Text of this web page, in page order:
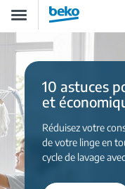
contenu
principal
Toggle
navigation
10 astuces
et
Réduisez votre
de votre linge en
cycle de lavage